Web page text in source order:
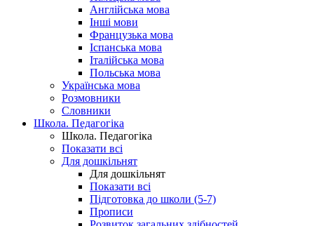
Англійська мова
Інші мови
Французька мова
Іспанська мова
Італійська мова
Польська мова
Українська мова
Розмовники
Словники
Школа. Педагогіка
Школа. Педагогіка
Показати всі
Для дошкільнят
Для дошкільнят
Показати всі
Підготовка до школи (5-7)
Прописи